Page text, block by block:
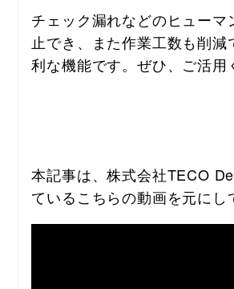
チェック漏れなどのヒューマ
止でき、また作業工数も削減
利な機能です。ぜひ、ご活用
本記事は、株式会社TECO
ているこちらの動画を元にし